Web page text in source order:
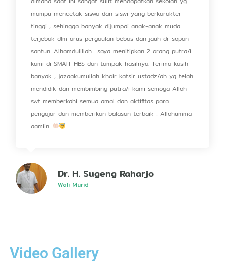
mampu mencetak siswa dan siswi yang berkarakter
tinggi , sehingga banyak dijumpai anak-anak muda
terjebak dlm arus pergaulan bebas dan jauh dr sopan
santun. Alhamdulillah... saya menitipkan 2 orang putra/i
kami di SMAIT HBS dan tampak hasilnya. Terima kasih
banyak , jazaakumullah khoir katsir ustadz/ah yg telah
mendidik dan membimbing putra/i kami semoga Alloh
swt memberkahi semua amal dan aktifitas para
pengajar dan memberikan balasan terbaik , Allohumma
aamiin...
Dr. H. Sugeng Raharjo
Wali Murid
Video Gallery